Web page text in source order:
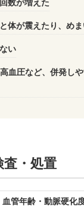
数が増えた
体が震えたり、め
い
血圧など、併発し
査・処置
血管年齢・動脈硬